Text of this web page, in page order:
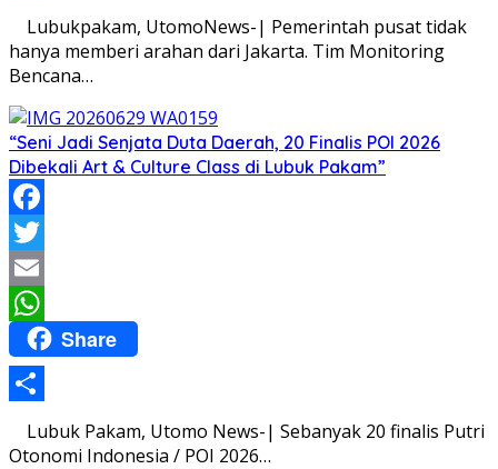
Share
Lubukpakam, UtomoNews-| Pemerintah pusat tidak
hanya memberi arahan dari Jakarta. Tim Monitoring
Bencana…
“Seni Jadi Senjata Duta Daerah, 20 Finalis POI 2026
Dibekali Art & Culture Class di Lubuk Pakam”
Facebook
Twitter
Email
WhatsApp
Share
Share
Lubuk Pakam, Utomo News-| Sebanyak 20 finalis Putri
Otonomi Indonesia / POI 2026…